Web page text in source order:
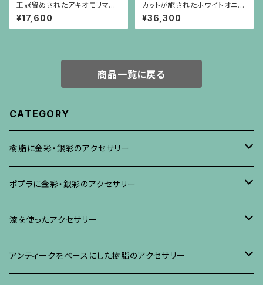
王冠留めされたアキオモリマー
クの刻印のイヤリング（大）
¥17,600
カットが施されたホワイトオニキ
スと円盤型の水晶、ロンデル、彫
りが施されたターコイズのロン
グネックレス
¥36,300
商品一覧に戻る
CATEGORY
樹脂に金彩・銀彩のアクセサリー
ブローチ
イヤリング・ピアス
ネックレス、その他
ポプラに金彩・銀彩のアクセサリー
ブローチ
イヤリング、ピアス
漆を使ったアクセサリー
ブローチ
アンティークをベースにした樹脂のアクセサリー